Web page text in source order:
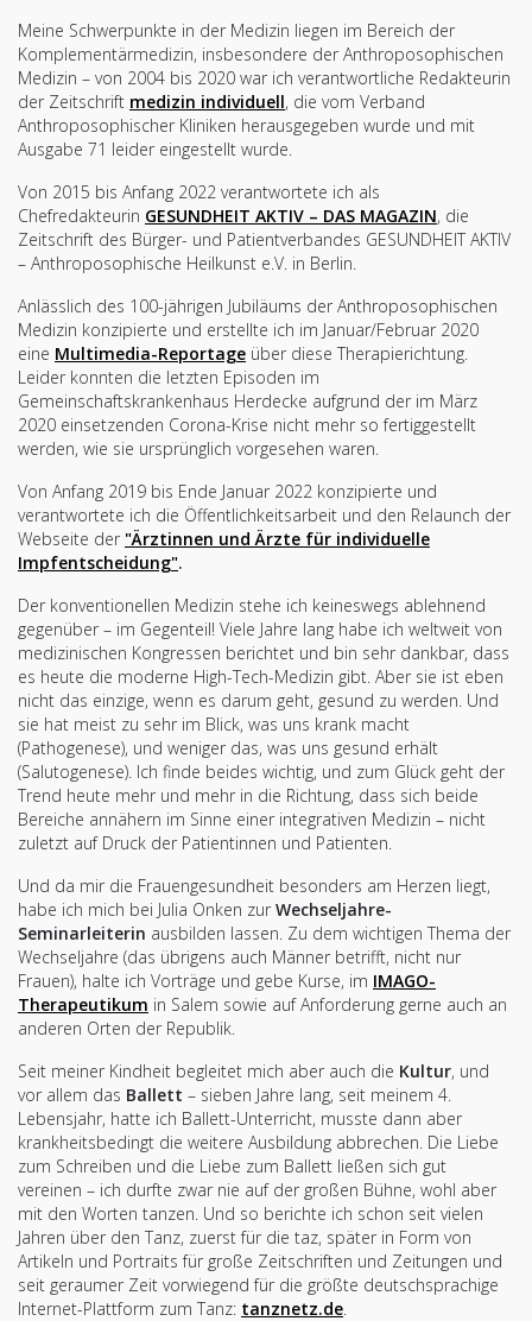
Meine Schwerpunkte in der Medizin liegen im Bereich der
Komplementärmedizin, insbesondere der Anthroposophischen
Medizin – von 2004 bis 2020 war ich verantwortliche Redakteurin
der Zeitschrift medizin individuell, die vom Verband
Anthroposophischer Kliniken herausgegeben wurde und mit
Ausgabe 71 leider eingestellt wurde.
Von 2015 bis Anfang 2022 verantwortete ich als
Chefredakteurin GESUNDHEIT AKTIV – DAS MAGAZIN, die
Zeitschrift des Bürger- und Patientverbandes GESUNDHEIT AKTIV
– Anthroposophische Heilkunst e.V. in Berlin.
Anlässlich des 100-jährigen Jubiläums der Anthroposophischen
Medizin konzipierte und erstellte ich im Januar/Februar 2020
eine Multimedia-Reportage über diese Therapierichtung.
Leider konnten die letzten Episoden im
Gemeinschaftskrankenhaus Herdecke aufgrund der im März
2020 einsetzenden Corona-Krise nicht mehr so fertiggestellt
werden, wie sie ursprünglich vorgesehen waren.
Von Anfang 2019 bis Ende Januar 2022 konzipierte und
verantwortete ich die Öffentlichkeitsarbeit und den Relaunch der
Webseite der "Ärztinnen und Ärzte für individuelle
Impfentscheidung".
Der konventionellen Medizin stehe ich keineswegs ablehnend
gegenüber – im Gegenteil! Viele Jahre lang habe ich weltweit von
medizinischen Kongressen berichtet und bin sehr dankbar, dass
es heute die moderne High-Tech-Medizin gibt. Aber sie ist eben
nicht das einzige, wenn es darum geht, gesund zu werden. Und
sie hat meist zu sehr im Blick, was uns krank macht
(Pathogenese), und weniger das, was uns gesund erhält
(Salutogenese). Ich finde beides wichtig, und zum Glück geht der
Trend heute mehr und mehr in die Richtung, dass sich beide
Bereiche annähern im Sinne einer integrativen Medizin – nicht
zuletzt auf Druck der Patientinnen und Patienten.
Und da mir die Frauengesundheit besonders am Herzen liegt,
habe ich mich bei Julia Onken zur Wechseljahre-
Seminarleiterin ausbilden lassen. Zu dem wichtigen Thema der
Wechseljahre (das übrigens auch Männer betrifft, nicht nur
Frauen), halte ich Vorträge und gebe Kurse, im IMAGO-
Therapeutikum in Salem sowie auf Anforderung gerne auch an
anderen Orten der Republik.
Seit meiner Kindheit begleitet mich aber auch die Kultur, und
vor allem das Ballett – sieben Jahre lang, seit meinem 4.
Lebensjahr, hatte ich Ballett-Unterricht, musste dann aber
krankheitsbedingt die weitere Ausbildung abbrechen. Die Liebe
zum Schreiben und die Liebe zum Ballett ließen sich gut
vereinen – ich durfte zwar nie auf der großen Bühne, wohl aber
mit den Worten tanzen. Und so berichte ich schon seit vielen
Jahren über den Tanz, zuerst für die taz, später in Form von
Artikeln und Portraits für große Zeitschriften und Zeitungen und
seit geraumer Zeit vorwiegend für die größte deutschsprachige
Internet-Plattform zum Tanz: tanznetz.de.